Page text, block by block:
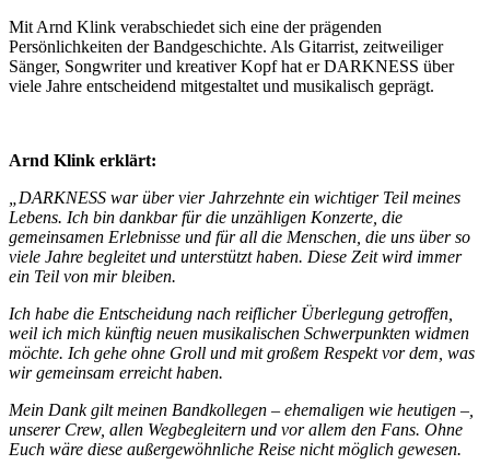
Mit Arnd Klink verabschiedet sich eine der prägenden
Persönlichkeiten der Bandgeschichte. Als Gitarrist, zeitweiliger
Sänger, Songwriter und kreativer Kopf hat er DARKNESS über
viele Jahre entscheidend mitgestaltet und musikalisch geprägt.
Arnd Klink erklärt:
„DARKNESS war über vier Jahrzehnte ein wichtiger Teil meines
Lebens. Ich bin dankbar für die unzähligen Konzerte, die
gemeinsamen Erlebnisse und für all die Menschen, die uns über so
viele Jahre begleitet und unterstützt haben. Diese Zeit wird immer
ein Teil von mir bleiben.
Ich habe die Entscheidung nach reiflicher Überlegung getroffen,
weil ich mich künftig neuen musikalischen Schwerpunkten widmen
möchte. Ich gehe ohne Groll und mit großem Respekt vor dem, was
wir gemeinsam erreicht haben.
Mein Dank gilt meinen Bandkollegen – ehemaligen wie heutigen –,
unserer Crew, allen Wegbegleitern und vor allem den Fans. Ohne
Euch wäre diese außergewöhnliche Reise nicht möglich gewesen.